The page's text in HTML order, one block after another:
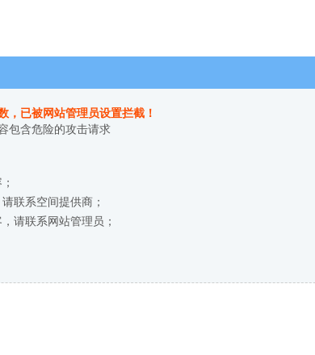
，已被网站管理员设置拦截！
包含危险的攻击请求
联系空间提供商；
请联系网站管理员；